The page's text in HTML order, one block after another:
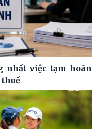
nhất việc tạm hoãn
thuế